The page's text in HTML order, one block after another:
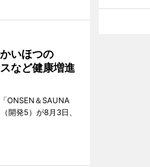
いほつの
など健康増進
ONSEN＆SAUNA
開発5）が8月3日、